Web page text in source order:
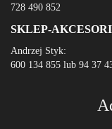
728 490 852
SKLEP-
Andrzej Styk:
600 134 855 lub 94 37